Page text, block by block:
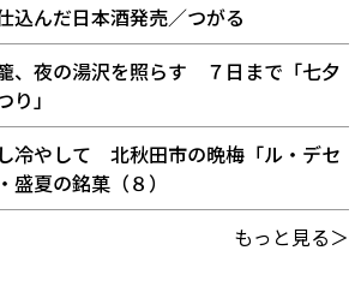
込んだ日本酒発売／つがる
、夜の湯沢を照らす ７日まで「七夕
」
冷やして 北秋田市の晩梅「ル・デセ
夏の銘菓（８）
もっと見る＞